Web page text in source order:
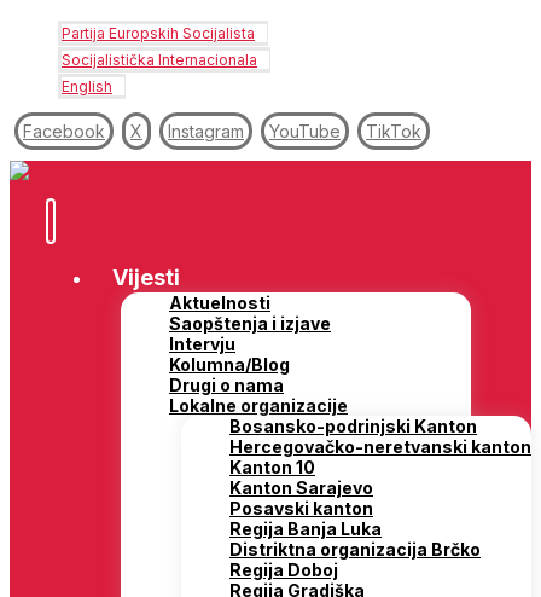
Partija Europskih Socijalista
Socijalistička Internacionala
English
Facebook X Instagram YouTube TikTok
Vijesti
Aktuelnosti
Saopštenja i izjave
Intervju
Kolumna/Blog
Drugi o nama
Lokalne organizacije
Bosansko-podrinjski Kanton
Hercegovačko-neretvanski kanton
Kanton 10
Kanton Sarajevo
Posavski kanton
Regija Banja Luka
Distriktna organizacija Brčko
Regija Doboj
Regija Gradiška